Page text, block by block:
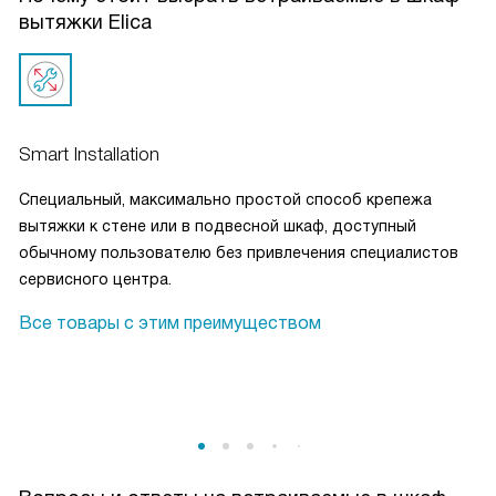
вытяжки Elica
Smart Installation
Специальный, максимально простой способ крепежа
вытяжки к стене или в подвесной шкаф, доступный
обычному пользователю без привлечения специалистов
сервисного центра.
Все товары с этим преимуществом